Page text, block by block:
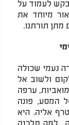
לעמוד על
מיוחד את
מתן תורתנו.
נעמי שכולה
ולשוב אל
ערפה
המסע, פונה
אליה. היא
לָמָּה תֵלַכְנָה